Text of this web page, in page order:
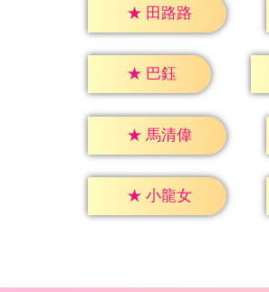
★ 田路路
★ 巴鈺
★ 馬清偉
★ 小龍女